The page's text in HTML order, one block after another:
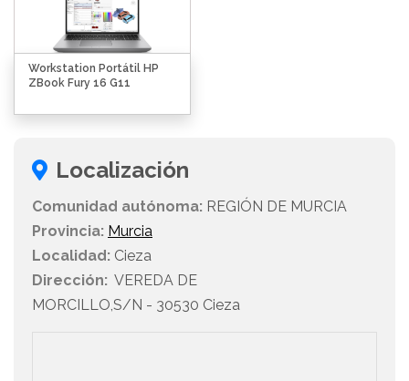
Workstation Portátil HP
ZBook Fury 16 G11
Localización
Comunidad autónoma: REGIÓN DE MURCIA
Provincia: Murcia
Localidad: Cieza
Dirección: VEREDA DE
MORCILLO,S/N - 30530 Cieza